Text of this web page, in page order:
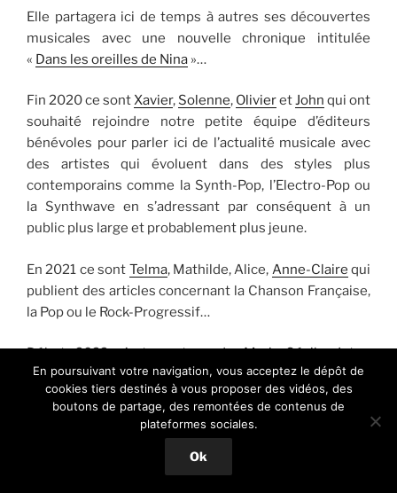
Elle partagera ici de temps à autres ses découvertes
musicales avec une nouvelle chronique intitulée
« Dans les oreilles de Nina »…
Fin 2020 ce sontXavier, Solenne, OlivieretJohn qui ont
souhaité rejoindre notre petite équipe d’éditeurs
bénévoles pour parler ici de l’actualité musicale avec
des artistes qui évoluent dans des styles plus
contemporains comme la Synth-Pop, l’Electro-Pop ou
la Synthwave en s’adressant par conséquent à un
public plus large et probablement plus jeune.
En 2021 ce sont Telma, Mathilde, Alice, Anne-Claire qui
publient des articles concernant la Chanson Française,
la Pop ou le Rock-Progressif…
Début 2022 c’est au tour deMarie-Cécile,Intza,
Clémence,Fabiola, Stéphanie etRomainde rejoindre
notre équipe rédactionnelle et de lui apporter un
regard neuf sur l’actualité musicale.
Emmanuelle
qui ont souhaité apporter leur pierre à
En poursuivant votre navigation, vous acceptez le dépôt de
cookies tiers destinés à vous proposer des vidéos, des
boutons de partage, des remontées de contenus de
plateformes sociales.
Ok